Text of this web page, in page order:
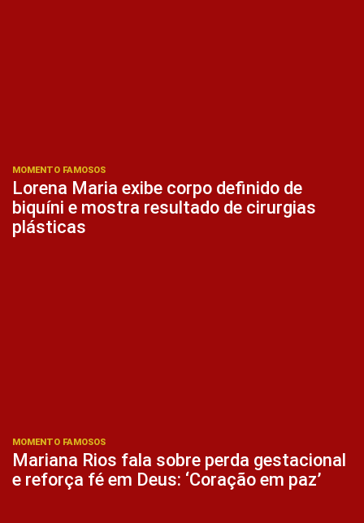
MOMENTO FAMOSOS
Lorena Maria exibe corpo definido de
biquíni e mostra resultado de cirurgias
plásticas
MOMENTO FAMOSOS
Mariana Rios fala sobre perda gestacional
e reforça fé em Deus: ‘Coração em paz’